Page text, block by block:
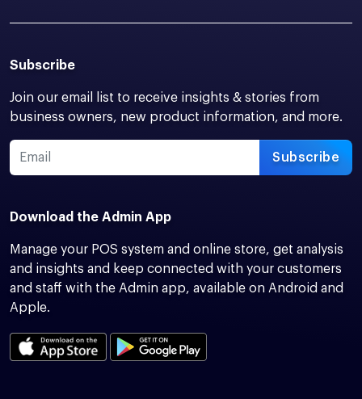
Subscribe
Join our email list to receive insights & stories from
business owners, new product information, and more.
Subscribe
Download the Admin App
Manage your POS system and online store, get analysis
and insights and keep connected with your customers
and staff with the Admin app, available on Android and
Apple.